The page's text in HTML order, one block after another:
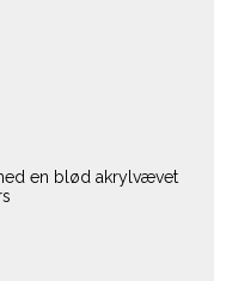
en blød akrylvævet